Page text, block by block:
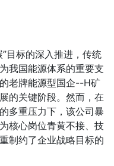
目标的深入推进，传统
我国能源体系的重要支
老牌能源型国企--H矿
的关键阶段。然而，在
多重压力下，该公司暴
核心岗位青黄不接、技
制约了企业战略目标的